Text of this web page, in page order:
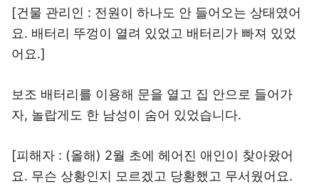
[건물 관리인 : 전원이 하나도 안 들어오는 상태였어
요. 배터리 뚜껑이 열려 있었고 배터리가 빠져 있었
어요.]
보조 배터리를 이용해 문을 열고 집 안으로 들어가
자, 놀랍게도 한 남성이 숨어 있었습니다.
[피해자 : (올해) 2월 초에 헤어진 애인이 찾아왔어
요. 무슨 상황인지 모르겠고 당황했고 무서웠어요.